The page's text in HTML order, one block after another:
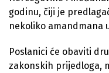
godinu, čiji je
nekoliko amandmana
Poslanici će obaviti
zakonskih prijedloga,